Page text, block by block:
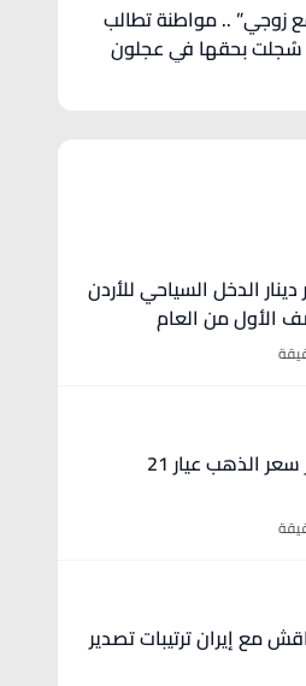
تسببت لي بمشكلة مع زوجي” .. مواطنة تطالب
سُجلت بحقها في عجلون
دينار الدخل السياحي للأردن
الأول من العام
مع إيران ترتيبات تصدير